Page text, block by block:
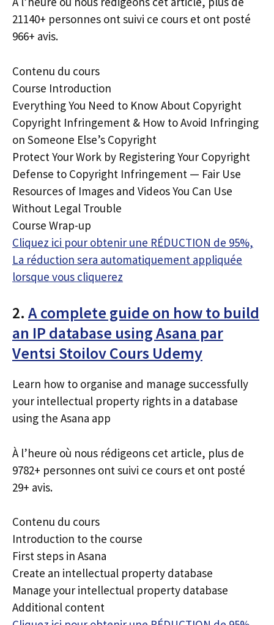
21140+ personnes ont suivi ce cours et ont posté
966+ avis.
Contenu du cours
Course Introduction
Everything You Need to Know About Copyright
Copyright Infringement & How to Avoid Infringing
on Someone Else’s Copyright
Protect Your Work by Registering Your Copyright
Defense to Copyright Infringement — Fair Use
Resources of Images and Videos You Can Use
Without Legal Trouble
Course Wrap-up
Cliquez ici pour obtenir une RÉDUCTION de 95%,
La réduction sera automatiquement appliquée
lorsque vous cliquerez
2. A complete guide on how to build
an IP database using Asana par
Ventsi Stoilov Cours Udemy
Learn how to organise and manage successfully
your intellectual property rights in a database
using the Asana app
À l’heure où nous rédigeons cet article, plus de
9782+ personnes ont suivi ce cours et ont posté
29+ avis.
Contenu du cours
Introduction to the course
First steps in Asana
Create an intellectual property database
Manage your intellectual property database
Additional content